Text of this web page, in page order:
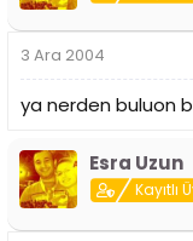
3 Ara 2004
ya nerden buluon
Esra Uzun
Kayıtlı